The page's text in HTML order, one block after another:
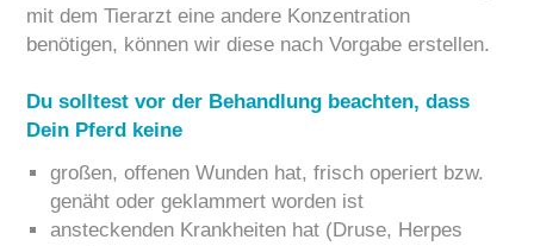
mit dem Tierarzt eine andere Konzentration
benötigen, können wir diese nach Vorgabe erstellen.
Du solltest vor der Behandlung beachten, dass
Dein Pferd keine
großen, offenen Wunden hat, frisch operiert bzw.
genäht oder geklammert worden ist
ansteckenden Krankheiten hat (Druse, Herpes